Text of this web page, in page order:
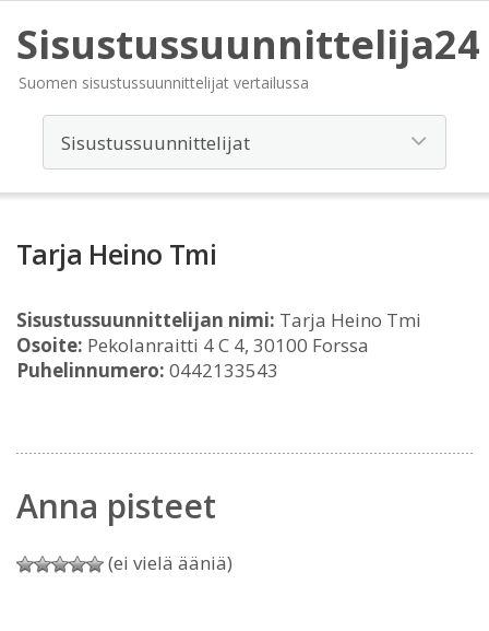
Sisustussuunnittelija24
Suomen sisustussuunnittelijat vertailussa
Tarja Heino Tmi
Sisustussuunnittelijan nimi: Tarja Heino Tmi
Osoite: Pekolanraitti 4 C 4, 30100 Forssa
Puhelinnumero: 0442133543
Anna pisteet
(ei vielä ääniä)